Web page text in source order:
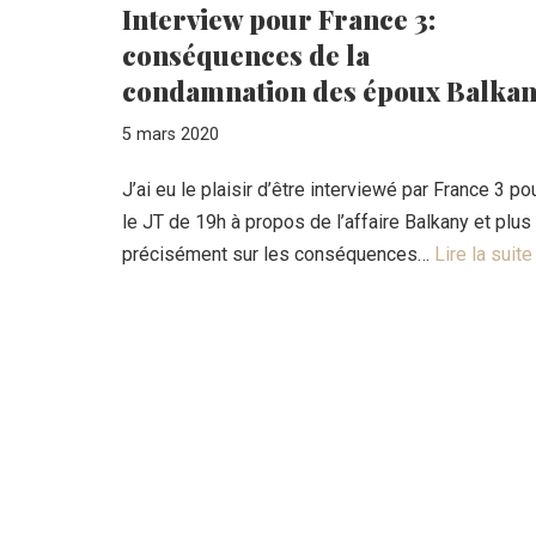
Interview pour France 3:
conséquences de la
condamnation des époux
5 mars 2020
J’ai eu le plaisir d’être interviewé par France 3
le JT de 19h à propos de l’affaire Balkany et plus
précisément sur les conséquences… Lire la suite